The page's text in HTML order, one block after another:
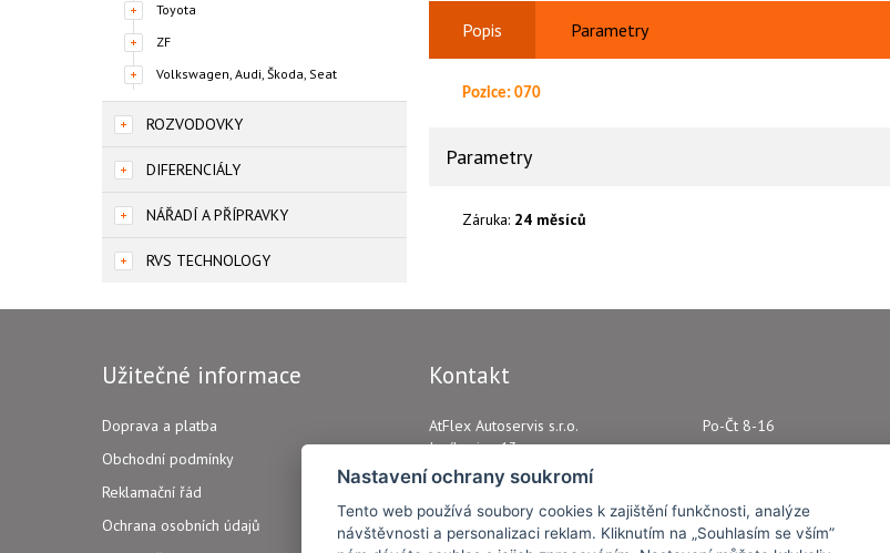
Toyota
ZF
Volkswagen, Audi, Škoda, Seat
ROZVODOVKY
DIFERENCIÁLY
NÁŘADÍ A PŘÍPRAVKY
RVS TECHNOLOGY
Popis Parametry
Pozice: 070
Parametry
Záruka: 24 měsíců
Užitečné informace
Doprava a platba
Obchodní podmínky
Reklamační řád
Ochrana osobních údajů
Kontakt
AtFlex Autoservis s.r.o.
Jeníkovice 13
346 01 Meclov
IČ: 24800988
DIČ: CZ24800988
Po-Čt 8-16
Napište nám kdykoliv!
atflex@seznam.cz
Nastavení ochrany soukromí
Tento web používá soubory cookies k zajištění funkčnosti, analýze
návštěvnosti a personalizaci reklam. Kliknutím na „Souhlasím se vším”